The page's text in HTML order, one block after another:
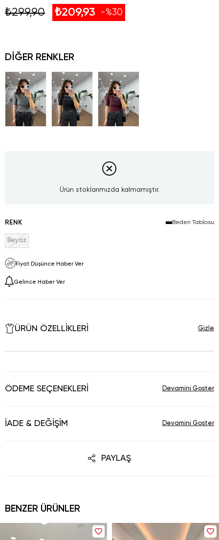
₺299,90 ₺209,93 30
DIĞER RENKLER
Tükendi Tükendi Tükendi
Ürün stoklarımızda kalmamıştır.
RENK Beden Tablosu
Beyaz
Fiyat Düşünce Haber Ver
Gelince Haber Ver
ÜRÜN ÖZELLIKLERI
ÖDEME SEÇENEKLERI
İADE & DEĞIŞIM
PAYLAŞ
BENZER ÜRÜNLER